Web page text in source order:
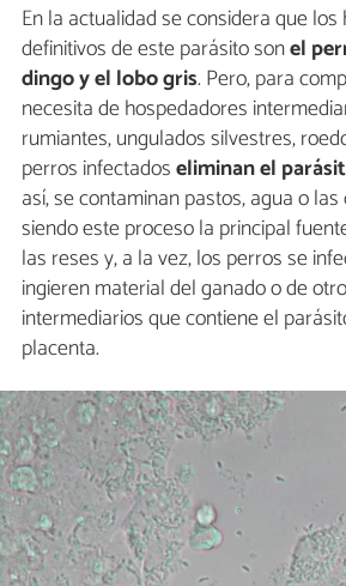
En la actualidad se considera que
definitivos de este parásito sonel
dingo y el lobo gris. Pero, para
necesita de hospedadores
rumiantes, ungulados silvestres,
perros infectadoseliminan el
así, se contaminan pastos, agua o
siendo este proceso la principal
las reses y, a la vez, los perros se
ingieren material del ganado o de
intermediarios que contiene el
placenta.